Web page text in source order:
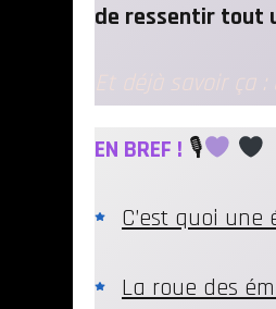
de ressentir tout
Et déjà savoir ça
EN BREF ! 🎙
C’est quoi
La roue des